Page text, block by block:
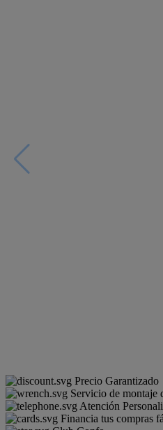
Precio Garantizado
Servicio de montaje
Atención
Financia tus compras